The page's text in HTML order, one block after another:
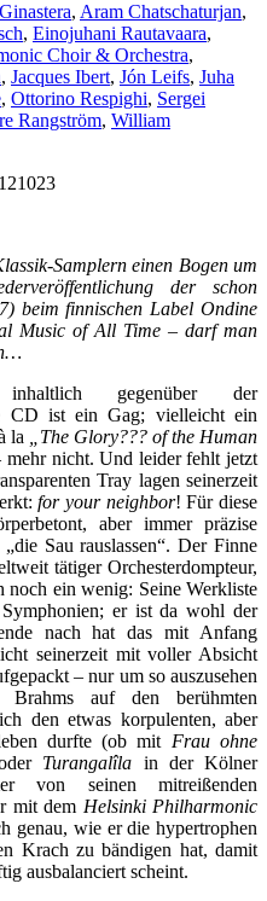
, Aram Chatschaturjan,
, Einojuhani Rautavaara,
Choir & Orchestra,
, Jacques Ibert, Jón Leifs, Juha
, Ottorino Respighi, Sergei
Rangström, William
Samplern einen Bogen um
der schon
beim finnischen Label Ondine
Music of All Time – darf man
gegenüber der
CD ist ein Gag; vielleicht ein
la
„The Glory??? of the Human
mehr nicht. Und leider fehlt jetzt
Tray lagen seinerzeit
for your neighbor! Für diese
aber immer präzise
Sau rauslassen“. Der Finne
tätiger Orchesterdompteur,
noch ein wenig: Seine Werkliste
er ist da wohl der
nach hat das mit Anfang
seinerzeit mit voller Absicht
– nur um so auszusehen
Brahms auf den berühmten
den etwas korpulenten, aber
durfte (ob mit Frau ohne
Turangalîla in der Kölner
von seinen mitreißenden
mit dem Helsinki Philharmonic
genau, wie er die hypertrophen
Krach zu bändigen hat, damit
ausbalanciert scheint.